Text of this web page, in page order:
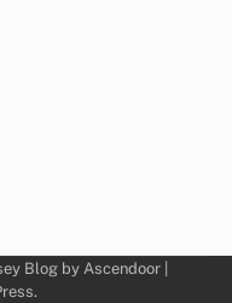
Blog by Ascendoor|
.